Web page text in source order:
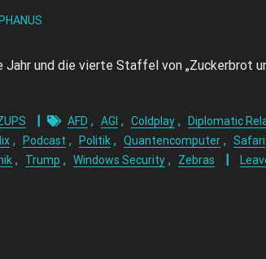
und die vierte Staffel von „Zuckerbrot
AFD , AGI , Coldplay , Diplomatic
, Podcast , Politik , Quantencomputer , Safari
, Trump , Windows Security , Zebras